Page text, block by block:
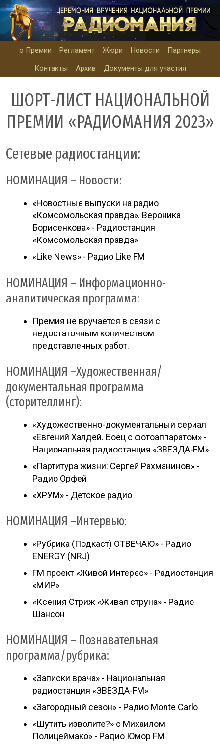
о Премии Регламент Жюри Новости Партнеры
Контакты Архив Документы для участия
ШОРТ-ЛИСТ НАЦИОНАЛЬНОЙ
ПРЕМИИ «РАДИОМАНИЯ 2023»
Сетевые радиостанции:
НОМИНАЦИЯ – Новости:
«Новостные выпуски на радио
«Комсомольская правда». Вероника
Борисенкова» - Радиостанция
«Комсомольская правда»
«Like News» - Радио Like FM
НОМИНАЦИЯ – Информационно-
аналитическая программа:
Премия не вручается в связи с
недостаточным количеством
представленных работ.
НОМИНАЦИЯ –Художественная/
документальная программа
(сторителлинг):
«Художественно-документальный сериал
«Евгений Халдей. Боец с фотоаппаратом» -
Национальная радиостанция «ЗВЕЗДА-FM»
«Партитура жизни: Сергей Рахманинов» -
Радио Орфей
«ХРУМ» - Детское радио
НОМИНАЦИЯ –Интервью:
«Рубрика (Подкаст) ОТВЕЧАЮ» - Радио
ENERGY (NRJ)
FM проект «Живой Интерес» - Радиостанция
«МИР»
«Ксения Стриж «Живая струна» - Радио
Шансон
НОМИНАЦИЯ – Познавательная
программа/рубрика:
«Записки врача» - Национальная
радиостанция «ЗВЕЗДА-FM»
«Загородный сезон» - Радио Monte Carlo
«Шутить изволите?» с Михаилом
Полицеймако» - Радио Юмор FM